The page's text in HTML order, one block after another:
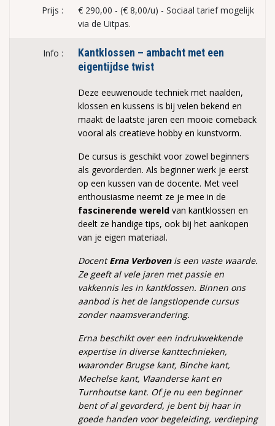
Prijs :
€ 290,00 - (€ 8,00/u) - Sociaal tarief mogelijk
via de Uitpas.
Info :
Kantklossen – ambacht met een
eigentijdse twist
Deze eeuwenoude techniek met naalden,
klossen en kussens is bij velen bekend en
maakt de laatste jaren een mooie comeback
vooral als creatieve hobby en kunstvorm.
De cursus is geschikt voor zowel beginners
als gevorderden. Als beginner werk je eerst
op een kussen van de docente. Met veel
enthousiasme neemt ze je mee in de
fascinerende wereld van kantklossen en
deelt ze handige tips, ook bij het aankopen
van je eigen materiaal.
DocentErna Verbovenis een vaste waarde.
Ze geeft al vele jaren met passie en
vakkennis les in kantklossen. Binnen ons
aanbod is het de langstlopende cursus
zonder naamsverandering.
Erna beschikt over een indrukwekkende
expertise in diverse kanttechnieken,
waaronder Brugse kant, Binche kant,
Mechelse kant, Vlaanderse kant en
Turnhoutse kant. Of je nu een beginner
bent of al gevorderd, je bent bij haar in
goede handen voor begeleiding, verdieping